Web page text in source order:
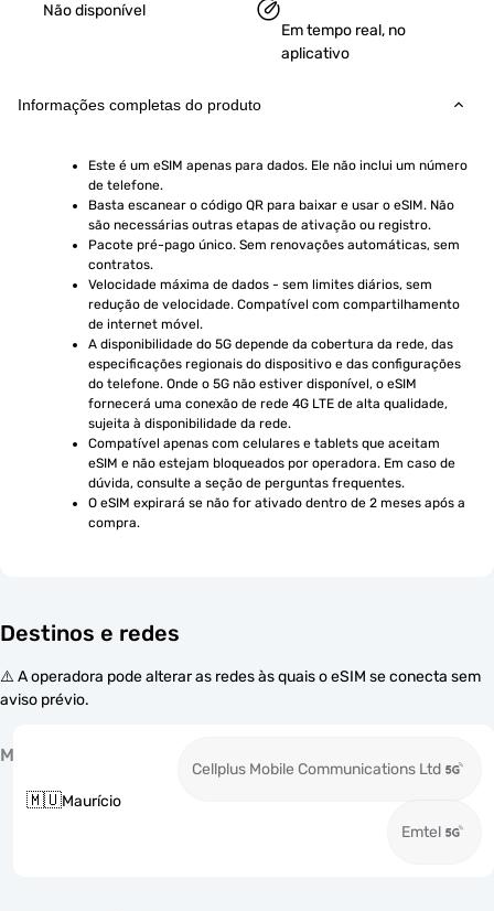
Não disponível
Em tempo real, no
aplicativo
Informações completas do produto
Este é um eSIM apenas para dados. Ele não inclui um número
de telefone.
Basta escanear o código QR para baixar e usar o eSIM. Não
são necessárias outras etapas de ativação ou registro.
Pacote pré-pago único. Sem renovações automáticas, sem
contratos.
Velocidade máxima de dados - sem limites diários, sem
redução de velocidade. Compatível com compartilhamento
de internet móvel.
A disponibilidade do 5G depende da cobertura da rede, das
especificações regionais do dispositivo e das configurações
do telefone. Onde o 5G não estiver disponível, o eSIM
fornecerá uma conexão de rede 4G LTE de alta qualidade,
sujeita à disponibilidade da rede.
Compatível apenas com celulares e tablets que aceitam
eSIM e não estejam bloqueados por operadora. Em caso de
dúvida, consulte a seção de perguntas frequentes.
O eSIM expirará se não for ativado dentro de 2 meses após a
compra.
Destinos e redes
⚠️ A operadora pode alterar as redes às quais o eSIM se conecta sem
aviso prévio.
M
🇲🇺Maurício
Cellplus Mobile Communications Ltd
Emtel